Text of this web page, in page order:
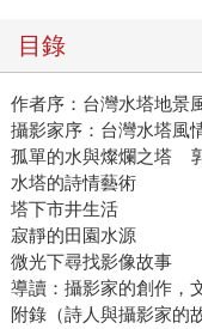
目錄
作者序：台灣水塔地
攝影家序：台灣水塔
孤單的水與燦爛之塔
水塔的詩情藝術
塔下市井生活
寂靜的田園水源
微光下尋找影像故事
導讀：攝影家的創作
附錄（詩人與攝影家的